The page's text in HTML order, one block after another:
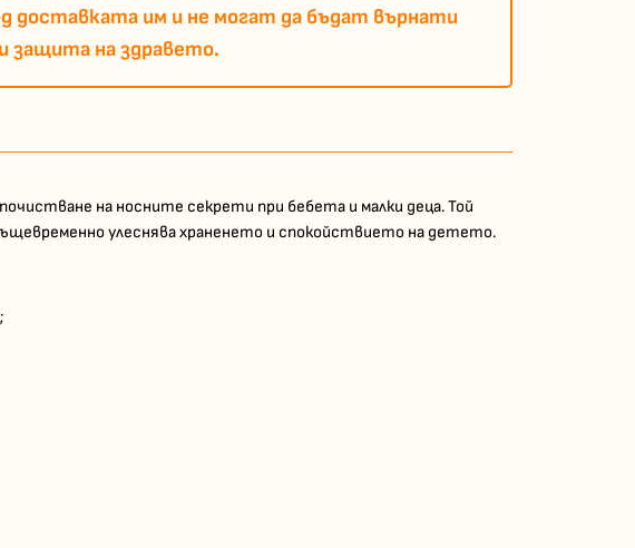
доставката им и не могат да бъдат върнати
защита на здравето.
на носните секрети при бебета и малки деца. Той
улеснява храненето и спокойствието на детето.